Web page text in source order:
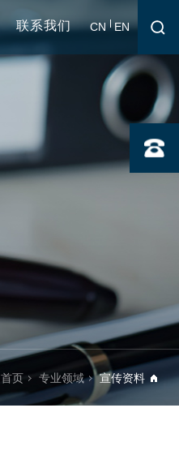
联系我们 CN EN
首页 专业领域 宣传资料